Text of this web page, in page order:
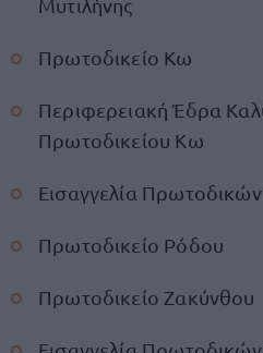
Μυτιλήνης
Πρωτοδικείο Κω
Περιφερειακή Έδρα
Πρωτοδικείου Κω
Εισαγγελία
Πρωτοδικείο Ρόδου
Πρωτοδικείο Ζακύνθου